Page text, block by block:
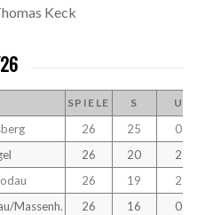
Keck
SPIELE S U
26 25
0
26 20
2
26 19
2
Massenh. 26 16
0